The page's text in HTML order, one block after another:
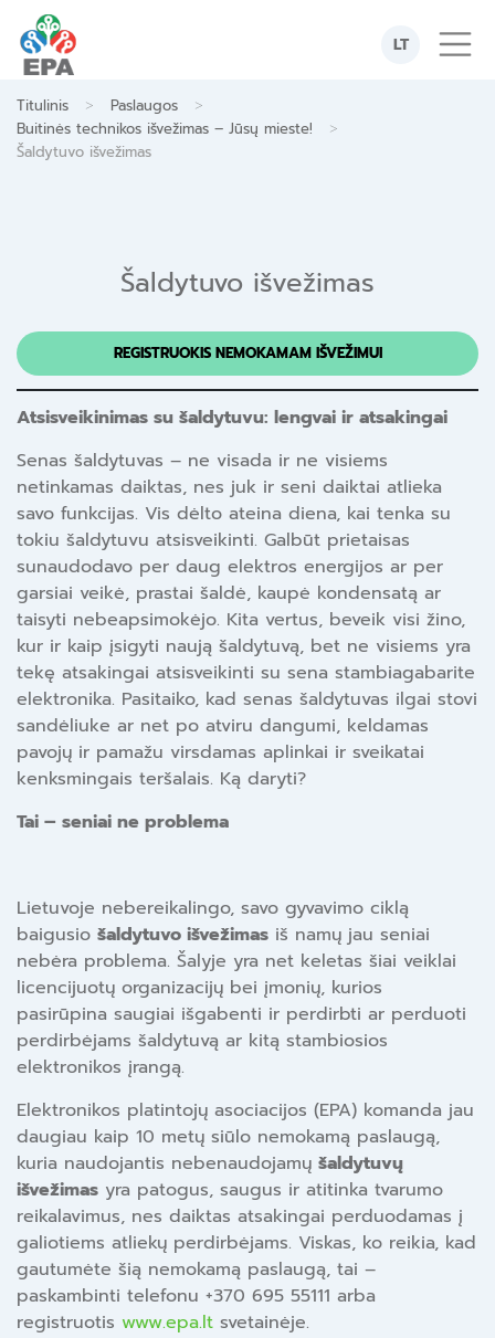
content
LT
Titulinis > Paslaugos >
Buitinės technikos išvežimas – Jūsų mieste! >
Šaldytuvo išvežimas
Šaldytuvo išvežimas
REGISTRUOKIS NEMOKAMAM IŠVEŽIMUI
Atsisveikinimas su šaldytuvu: lengvai ir atsakingai
Senas šaldytuvas – ne visada ir ne visiems
netinkamas daiktas, nes juk ir seni daiktai atlieka
savo funkcijas. Vis dėlto ateina diena, kai tenka su
tokiu šaldytuvu atsisveikinti. Galbūt prietaisas
sunaudodavo per daug elektros energijos ar per
garsiai veikė, prastai šaldė, kaupė kondensatą ar
taisyti nebeapsimokėjo. Kita vertus, beveik visi žino,
kur ir kaip įsigyti naują šaldytuvą, bet ne visiems yra
tekę atsakingai atsisveikinti su sena stambiagabarite
elektronika. Pasitaiko, kad senas šaldytuvas ilgai stovi
sandėliuke ar net po atviru dangumi, keldamas
pavojų ir pamažu virsdamas aplinkai ir sveikatai
kenksmingais teršalais. Ką daryti?
Tai – seniai ne problema
Lietuvoje nebereikalingo, savo gyvavimo ciklą
baigusio šaldytuvo išvežimas iš namų jau seniai
nebėra problema. Šalyje yra net keletas šiai veiklai
licencijuotų organizacijų bei įmonių, kurios
pasirūpina saugiai išgabenti ir perdirbti ar perduoti
perdirbėjams šaldytuvą ar kitą stambiosios
elektronikos įrangą.
Elektronikos platintojų asociacijos (EPA) komanda jau
daugiau kaip 10 metų siūlo nemokamą paslaugą,
kuria naudojantis nebenaudojamų šaldytuvų
išvežimas yra patogus, saugus ir atitinka tvarumo
reikalavimus, nes daiktas atsakingai perduodamas į
galiotiems atliekų perdirbėjams. Viskas, ko reikia, kad
gautumėte šią nemokamą paslaugą, tai –
paskambinti telefonu +370 695 55111 arba
registruotis www.epa.lt svetainėje.